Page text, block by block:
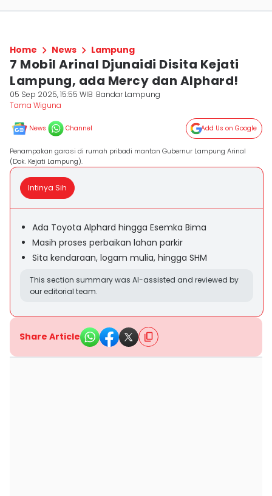
Home News Lampung
7 Mobil Arinal Djunaidi Disita Kejati
Lampung, ada Mercy dan Alphard!
05 Sep 2025, 15:55 WIB Bandar Lampung
Tama Wiguna
News Channel Add Us on Google
Penampakan garasi di rumah pribadi mantan Gubernur Lampung Arinal
(Dok. Kejati Lampung).
Intinya Sih
Ada Toyota Alphard hingga Esemka Bima
Masih proses perbaikan lahan parkir
Sita kendaraan, logam mulia, hingga SHM
This section summary was AI-assisted and reviewed by
our editorial team.
Share Article